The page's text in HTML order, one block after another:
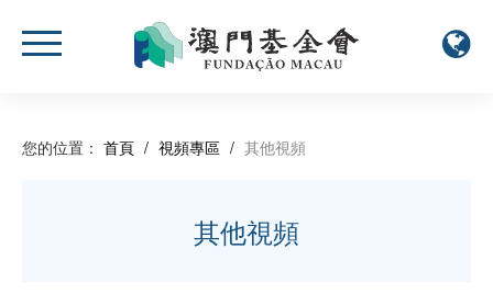
您的位置： 首頁 / 視頻專區 / 其他視頻
其他視頻